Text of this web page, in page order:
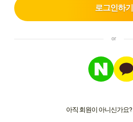
로그인하기
아직 회원이 아니신가요?